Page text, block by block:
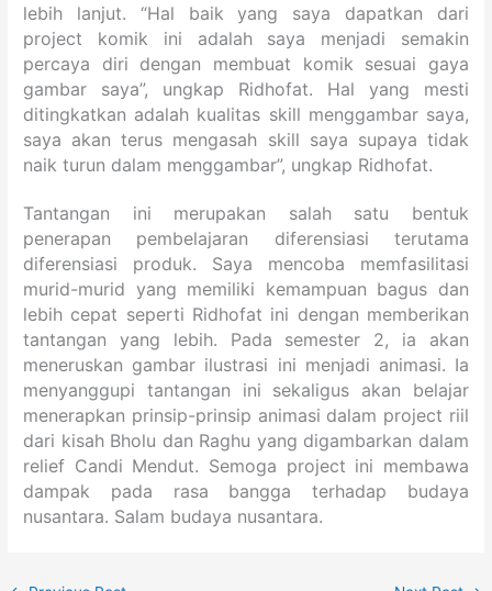
lebih lanjut. “Hal baik yang saya dapatkan dari
project komik ini adalah saya menjadi semakin
percaya diri dengan membuat komik sesuai gaya
gambar saya”, ungkap Ridhofat. Hal yang mesti
ditingkatkan adalah kualitas skill menggambar saya,
saya akan terus mengasah skill saya supaya tidak
naik turun dalam menggambar”, ungkap Ridhofat.
Tantangan ini merupakan salah satu bentuk
penerapan pembelajaran diferensiasi terutama
diferensiasi produk. Saya mencoba memfasilitasi
murid-murid yang memiliki kemampuan bagus dan
lebih cepat seperti Ridhofat ini dengan memberikan
tantangan yang lebih. Pada semester 2, ia akan
meneruskan gambar ilustrasi ini menjadi animasi. Ia
menyanggupi tantangan ini sekaligus akan belajar
menerapkan prinsip-prinsip animasi dalam project riil
dari kisah Bholu dan Raghu yang digambarkan dalam
relief Candi Mendut. Semoga project ini membawa
dampak pada rasa bangga terhadap budaya
nusantara. Salam budaya nusantara.